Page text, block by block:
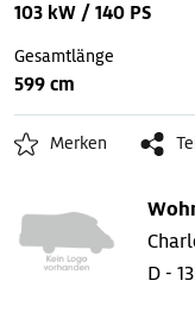
103 kW / 140 PS
Gesamtlänge
599 cm
Merken
D -